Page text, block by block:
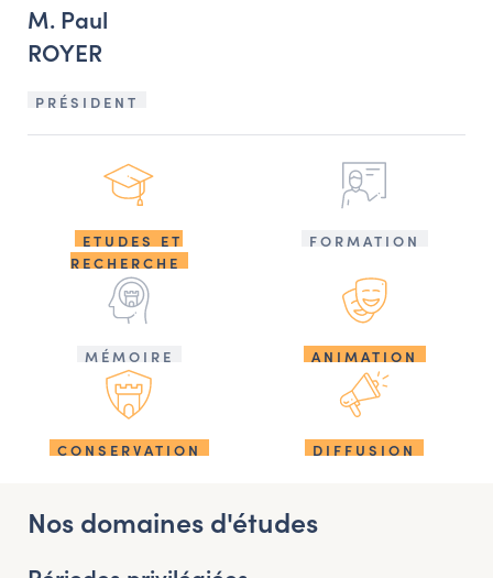
M. Paul
ROYER
PRÉSIDENT
ETUDES ET
RECHERCHE
FORMATION
MÉMOIRE ANIMATION
CONSERVATION DIFFUSION
Nos domaines d'études